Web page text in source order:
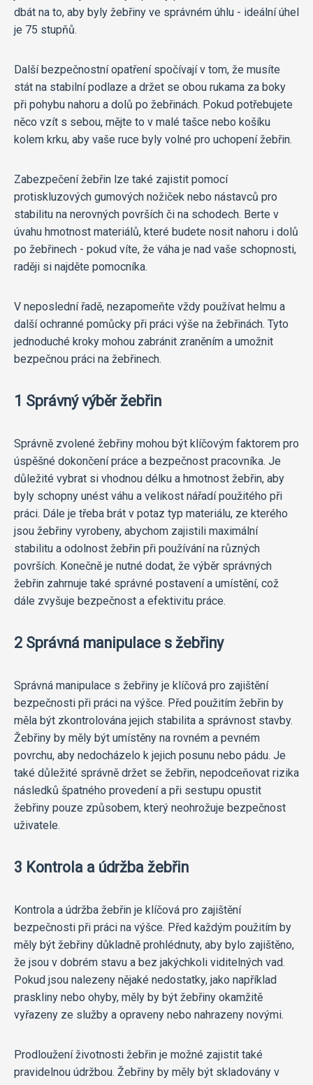
dbát na to, aby byly žebřiny ve správném úhlu - ideální úhel
je 75 stupňů.
Další bezpečnostní opatření spočívají v tom, že musíte
stát na stabilní podlaze a držet se obou rukama za boky
při pohybu nahoru a dolů po žebřinách. Pokud potřebujete
něco vzít s sebou, mějte to v malé tašce nebo košíku
kolem krku, aby vaše ruce byly volné pro uchopení žebřin.
Zabezpečení žebřin lze také zajistit pomocí
protiskluzových gumových nožiček nebo nástavců pro
stabilitu na nerovných površích či na schodech. Berte v
úvahu hmotnost materiálů, které budete nosit nahoru i dolů
po žebřinech - pokud víte, že váha je nad vaše schopnosti,
raději si najděte pomocníka.
V neposlední řadě, nezapomeňte vždy používat helmu a
další ochranné pomůcky při práci výše na žebřinách. Tyto
jednoduché kroky mohou zabránit zraněním a umožnit
bezpečnou práci na žebřinech.
1 Správný výběr žebřin
Správně zvolené žebřiny mohou být klíčovým faktorem pro
úspěšné dokončení práce a bezpečnost pracovníka. Je
důležité vybrat si vhodnou délku a hmotnost žebřin, aby
byly schopny unést váhu a velikost nářadí použitého při
práci. Dále je třeba brát v potaz typ materiálu, ze kterého
jsou žebřiny vyrobeny, abychom zajistili maximální
stabilitu a odolnost žebřin při používání na různých
površích. Konečně je nutné dodat, že výběr správných
žebřin zahrnuje také správné postavení a umístění, což
dále zvyšuje bezpečnost a efektivitu práce.
2 Správná manipulace s žebřiny
Správná manipulace s žebřiny je klíčová pro zajištění
bezpečnosti při práci na výšce. Před použitím žebřin by
měla být zkontrolována jejich stabilita a správnost stavby.
Žebřiny by měly být umístěny na rovném a pevném
povrchu, aby nedocházelo k jejich posunu nebo pádu. Je
také důležité správně držet se žebřin, nepodceňovat rizika
následků špatného provedení a při sestupu opustit
žebřiny pouze způsobem, který neohrožuje bezpečnost
uživatele.
3 Kontrola a údržba žebřin
Kontrola a údržba žebřin je klíčová pro zajištění
bezpečnosti při práci na výšce. Před každým použitím by
měly být žebřiny důkladně prohlédnuty, aby bylo zajištěno,
že jsou v dobrém stavu a bez jakýchkoli viditelných vad.
Pokud jsou nalezeny nějaké nedostatky, jako například
praskliny nebo ohyby, měly by být žebřiny okamžitě
vyřazeny ze služby a opraveny nebo nahrazeny novými.
Prodloužení životnosti žebřin je možné zajistit také
pravidelnou údržbou. Žebřiny by měly být skladovány v